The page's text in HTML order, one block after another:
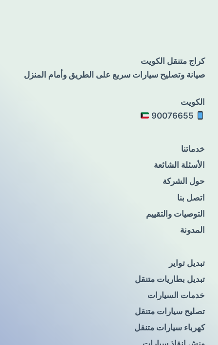
كراج متنقل الكويت
صيانة وتصليح سيارات سريع على الطريق وأمام المنزل
الكويت
خدماتنا
الأسئلة الشائعة
حول الشركة
اتصل بنا
التوصيات والتقييم
المدونة
تبديل تواير
تبديل بطاريات متنقل
خدمات السيارات
تصليح سيارات متنقل
كهرباء سيارات متنقل